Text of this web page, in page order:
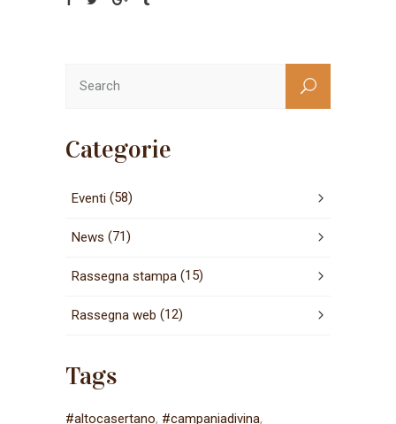
Categorie
Eventi (58)
News (71)
Rassegna stampa (15)
Rassegna web (12)
Tags
#altocasertano #campaniadivina